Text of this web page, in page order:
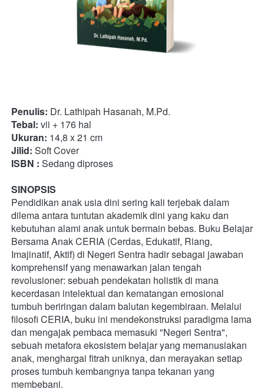
Penulis: Dr. Lathipah Hasanah, M.Pd.
Tebal: vii + 176 hal
Ukuran: 14,8 x 21 cm
Jilid: Soft Cover
ISBN : Sedang diproses
SINOPSIS
Pendidikan anak usia dini sering kali terjebak dalam
dilema antara tuntutan akademik dini yang kaku dan
kebutuhan alami anak untuk bermain bebas. Buku Belajar
Bersama Anak CERIA (Cerdas, Edukatif, Riang,
Imajinatif, Aktif) di Negeri Sentra hadir sebagai jawaban
komprehensif yang menawarkan jalan tengah
revolusioner: sebuah pendekatan holistik di mana
kecerdasan intelektual dan kematangan emosional
tumbuh beriringan dalam balutan kegembiraan. Melalui
filosofi CERIA, buku ini mendekonstruksi paradigma lama
dan mengajak pembaca memasuki "Negeri Sentra",
sebuah metafora ekosistem belajar yang memanusiakan
anak, menghargai fitrah uniknya, dan merayakan setiap
proses tumbuh kembangnya tanpa tekanan yang
membebani.